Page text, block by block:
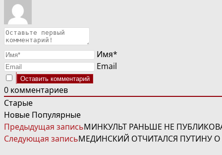
Имя*
Email
0 комментариев
Старые
Новые Популярные
ЧИТАТЬ
ДАЛЕЕ
СТАТЬИ
Предыдущая записьМИНКУЛЬТ РАНЬШЕ НЕ
Следующая записьМЕДИНСКИЙ ОТЧИТАЛСЯ ПУТИНУ